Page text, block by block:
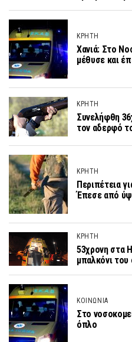
ΚΡΗΤΗ
Χανιά: Στο
μέθυσε και
ΚΡΗΤΗ
Συνελήφθη
τον αδερφό
ΚΡΗΤΗ
Περιπέτεια
Έπεσε από
ΚΡΗΤΗ
53χρονη στα
μπαλκόνι του
ΚΟΙΝΩΝΙΑ
Στο
όπλο